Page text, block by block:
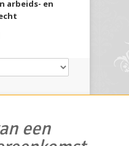
arbeids- en
een